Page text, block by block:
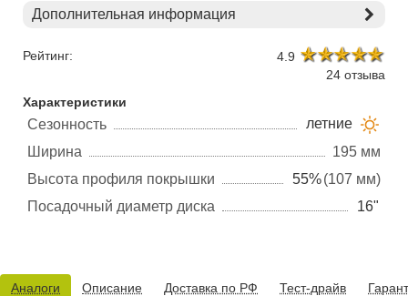
Дополнительная информация
Рейтинг:
4.9
24 отзыва
Характеристики
Сезонность
летние
Ширина
195 мм
Высота профиля покрышки
55%(107 мм)
Посадочный диаметр диска
16"
Аналоги Описание Доставка по РФ Тест-драйв